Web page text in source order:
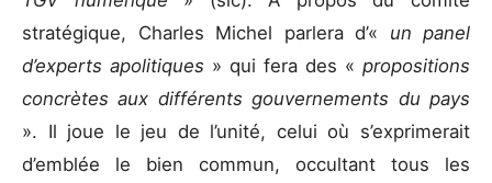
stratégique, Charles Michel parlera d’« un panel
d’experts apolitiques » qui fera des « propositions
concrètes aux différents gouvernements du pays
». Il joue le jeu de l’unité, celui où s’exprimerait
d’emblée le bien commun, occultant tous les